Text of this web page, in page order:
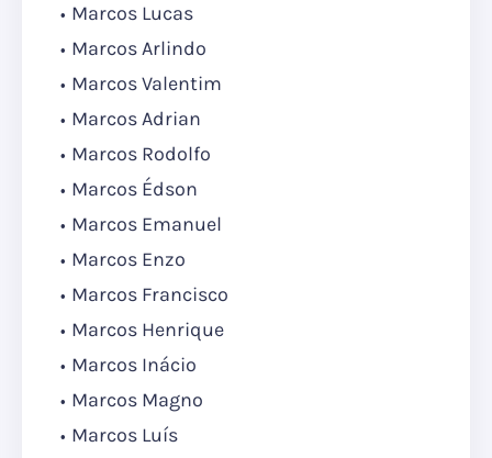
Marcos Lucas
Marcos Arlindo
Marcos Valentim
Marcos Adrian
Marcos Rodolfo
Marcos Édson
Marcos Emanuel
Marcos Enzo
Marcos Francisco
Marcos Henrique
Marcos Inácio
Marcos Magno
Marcos Luís